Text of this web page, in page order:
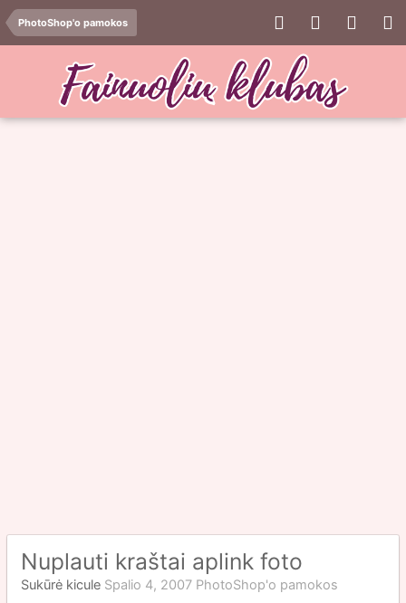
PhotoShop'o pamokos
Nuplauti kraštai aplink foto
Sukūrė kicule Spalio 4, 2007 PhotoShop'o pamokos